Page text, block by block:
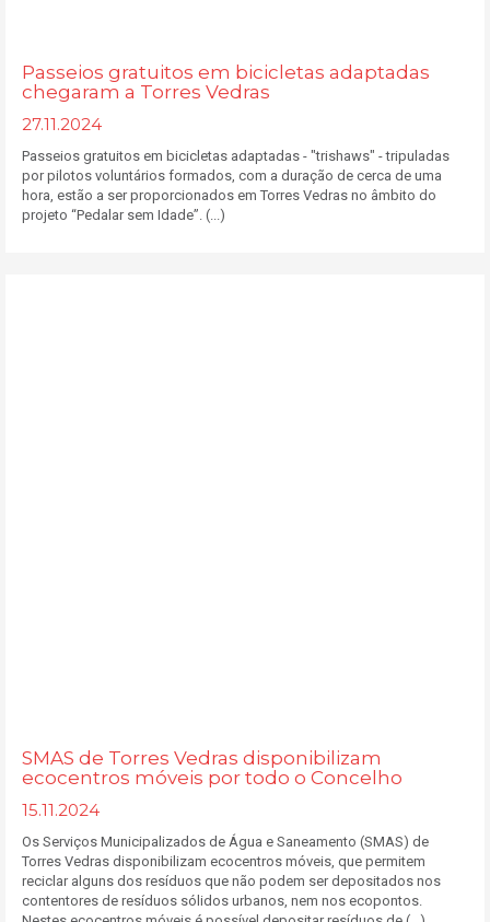
Passeios gratuitos em bicicletas adaptadas
chegaram a Torres Vedras
27.11.2024
Passeios gratuitos em bicicletas adaptadas - "trishaws" - tripuladas
por pilotos voluntários formados, com a duração de cerca de uma
hora, estão a ser proporcionados em Torres Vedras no âmbito do
projeto “Pedalar sem Idade”. (...)
SMAS de Torres Vedras disponibilizam
ecocentros móveis por todo o Concelho
15.11.2024
Os Serviços Municipalizados de Água e Saneamento (SMAS) de
Torres Vedras disponibilizam ecocentros móveis, que permitem
reciclar alguns dos resíduos que não podem ser depositados nos
contentores de resíduos sólidos urbanos, nem nos ecopontos.